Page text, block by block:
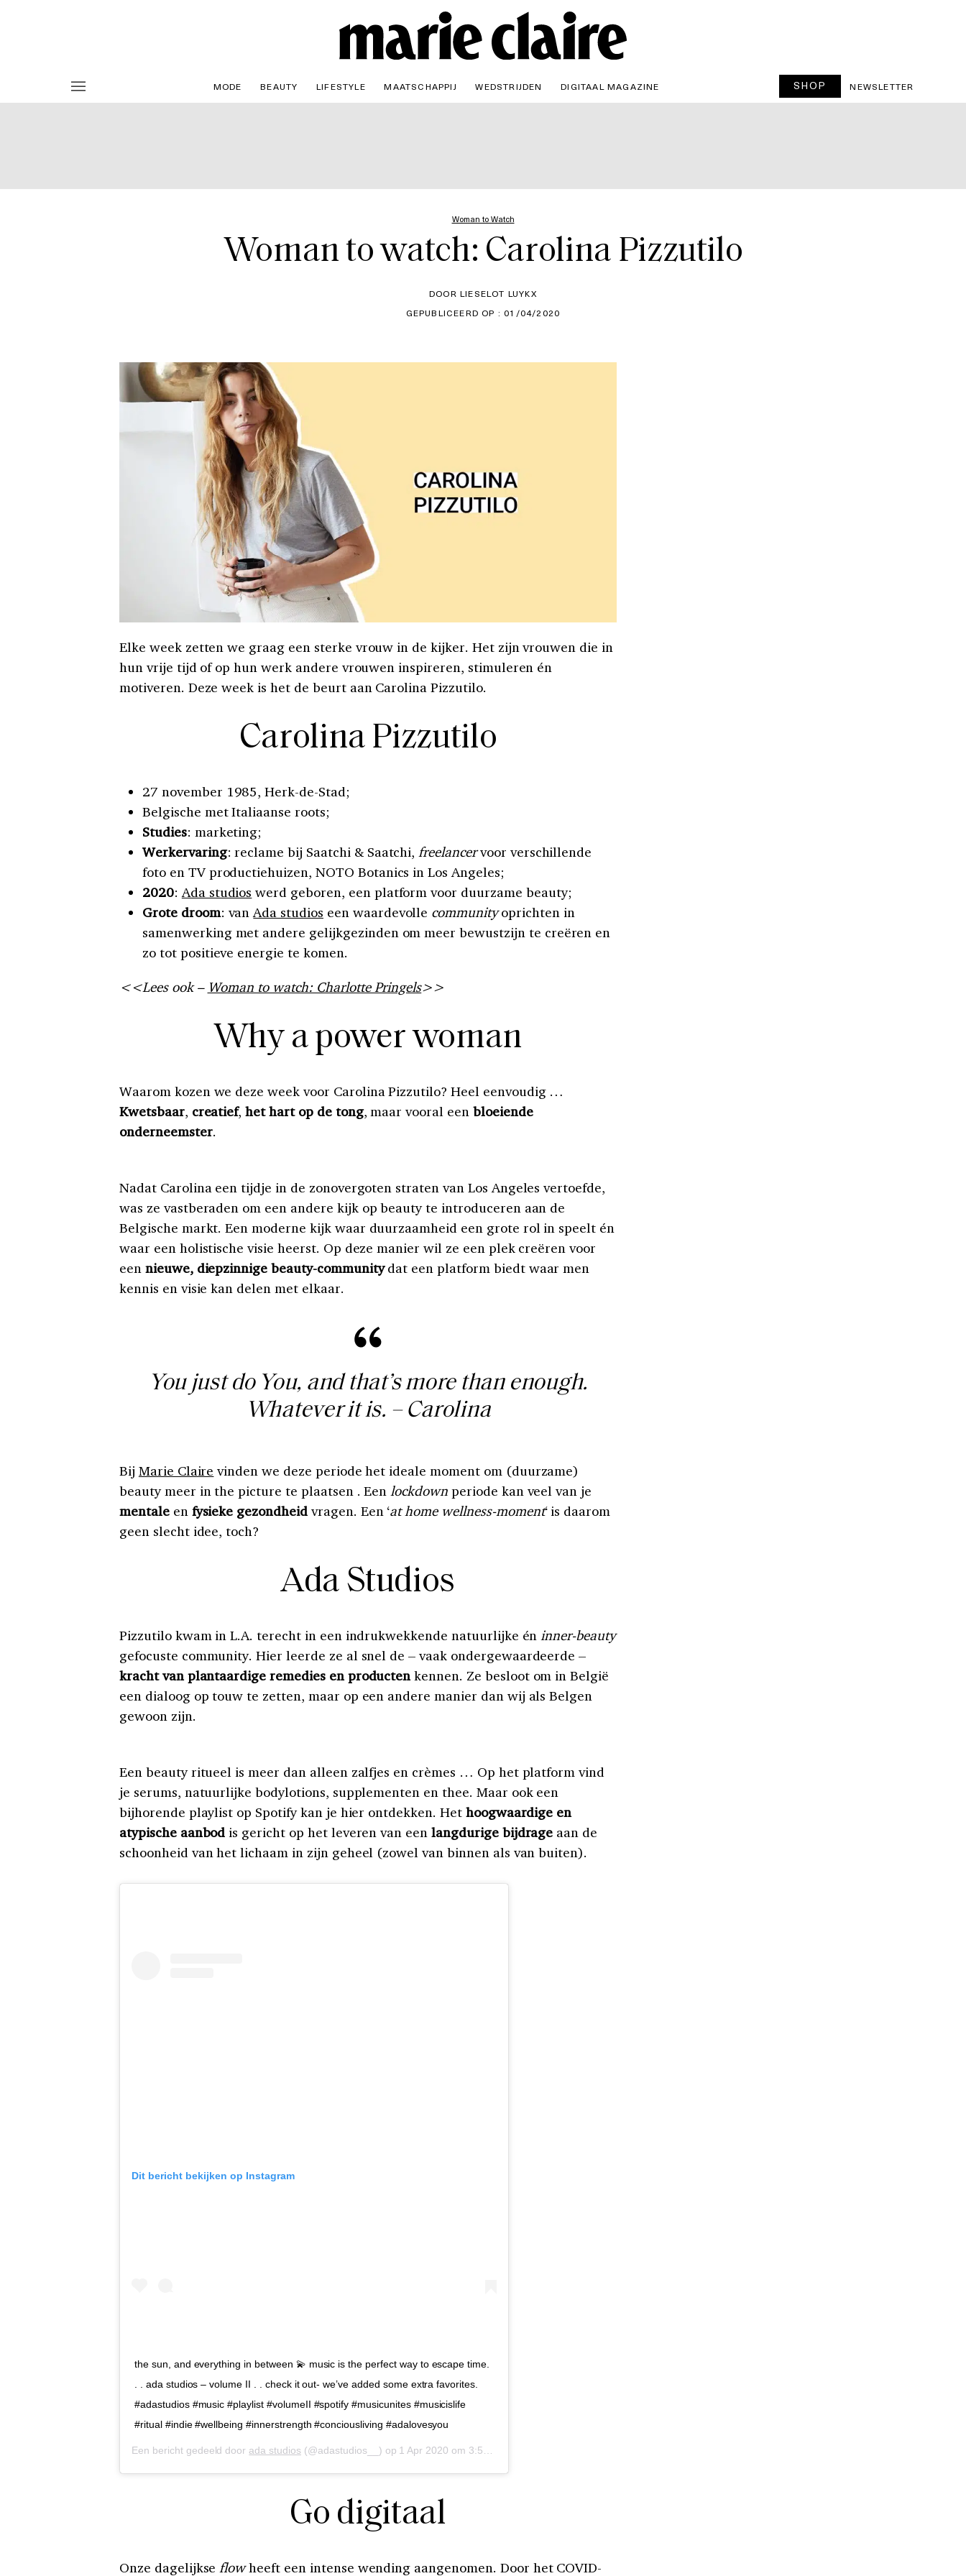
MODE BEAUTY LIFESTYLE MAATSCHAPPIJ WEDSTRIJDEN DIGITAAL MAGAZINE SHOP NEWSLETTER
Woman to Watch
Woman to watch: Carolina Pizzutilo
DOOR LIESELOT LUYKX
GEPUBLICEERD OP : 01/04/2020
Elke week zetten we graag een sterke vrouw in de kijker. Het zijn vrouwen die in
hun vrije tijd of op hun werk andere vrouwen inspireren, stimuleren én
motiveren. Deze week is het de beurt aan Carolina Pizzutilo.
Carolina Pizzutilo
27 november 1985, Herk-de-Stad;
Belgische met Italiaanse roots;
Studies: marketing;
Werkervaring: reclame bij Saatchi & Saatchi,freelancervoor verschillende
foto en TV productiehuizen, NOTO Botanics in Los Angeles;
2020:Ada studios werd geboren, een platform voor duurzame beauty;
Grote droom: vanAda studios een waardevolle communityoprichten in
samenwerking met andere gelijkgezinden om meer bewustzijn te creëren en
zo tot positieve energie te komen.
<<Lees ook – Woman to watch: Charlotte Pringels>>
Why a power woman
Waarom kozen we deze week voor Carolina Pizzutilo? Heel eenvoudig …
Kwetsbaar, creatief,het hart op de tong, maar vooral een bloeiende
onderneemster.
Nadat Carolina een tijdje in de zonovergoten straten van Los Angeles vertoefde,
was ze vastberaden om een andere kijk op beauty te introduceren aan de
Belgische markt. Een moderne kijk waar duurzaamheid een grote rol in speelt én
waar een holistische visie heerst. Op deze manier wil ze een plek creëren voor
een nieuwe, diepzinnige beauty-communitydat een platform biedt waar men
kennis en visie kan delen met elkaar.
You just do You, and that’s more than enough.
Whatever it is. – Carolina
Bij Marie Claire vinden we deze periode het ideale moment om (duurzame)
beauty meer in the picture te plaatsen . Eenlockdown periode kan veel van je
mentaleen fysieke gezondheidvragen. Een ‘at home wellness-moment‘ is daarom
geen slecht idee, toch?
Ada Studios
Pizzutilo kwam in L.A. terecht in een indrukwekkende natuurlijke éninner-beauty
gefocuste community. Hier leerde ze al snel de – vaak ondergewaardeerde –
kracht van plantaardige remedies en productenkennen. Ze besloot om in België
een dialoog op touw te zetten, maar op een andere manier dan wij als Belgen
gewoon zijn.
Een beauty ritueel is meer dan alleen zalfjes en crèmes … Op het platform vind
je serums, natuurlijke bodylotions, supplementen en thee. Maar ook een
bijhorende playlist op Spotify kan je hier ontdekken. Het hoogwaardige en
atypische aanbod is gericht op het leveren van eenlangdurige bijdrage aan de
schoonheid van het lichaam in zijn geheel (zowel van binnen als van buiten).
Dit bericht bekijken op Instagram
the sun, and everything in between 💫 music is the perfect way to escape time.
. . ada studios – volume II . . check it out- we’ve added some extra favorites.
#adastudios #music #playlist #volumeII #spotify #musicunites #musicislife
#ritual #indie #wellbeing #innerstrength #conciousliving #adalovesyou
Een bericht gedeeld door ada studios (@adastudios__) op 1 Apr 2020 om 3:57 (PDT)
Go digitaal
Onze dagelijkse flowheeft een intense wending aangenomen. Door het COVID-